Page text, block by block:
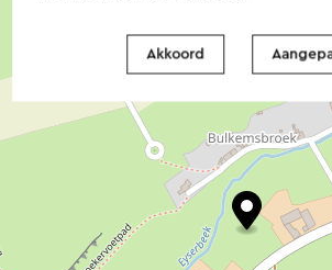
Akkoord